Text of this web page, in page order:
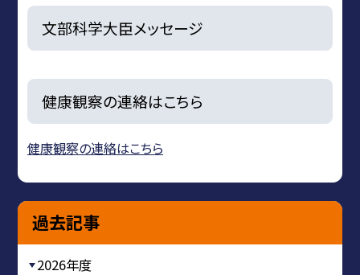
文部科学大臣メッセージ
健康観察の連絡はこちら
健康観察の連絡はこちら
過去記事
2026年度